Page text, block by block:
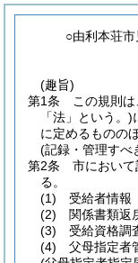
○由利本荘
(趣旨)
第1条
この規則
「法」という。)
に定めるものの
(記録・管理すべ
第2条
市におい
る。
(1)
受給者情報
(2)
関係書類返
(3)
受給資格調
(4)
父母指定者